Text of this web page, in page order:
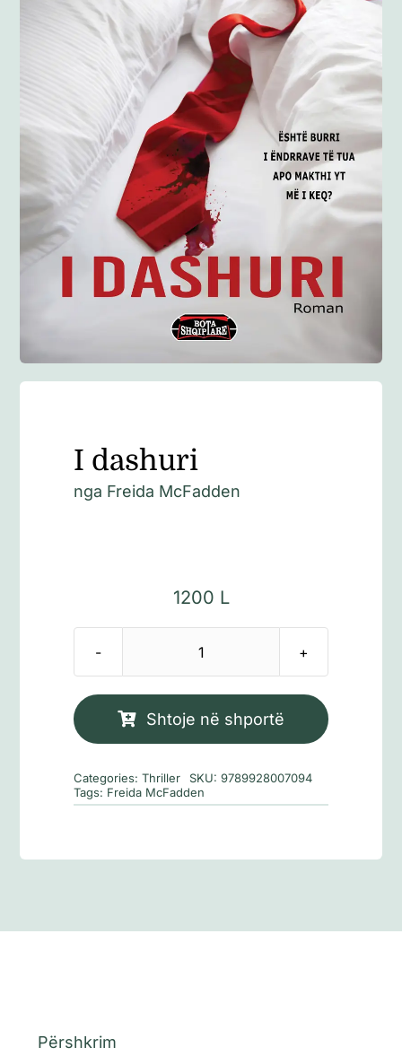
Anglisht
Ditarë
Evente
Blog
I dashuri
nga Freida McFadden
1200 L
Sasi
dashuri
Shtoje në shportë
Categories:Thriller SKU:9789928007094
Tags: Freida McFadden
Përshkrim